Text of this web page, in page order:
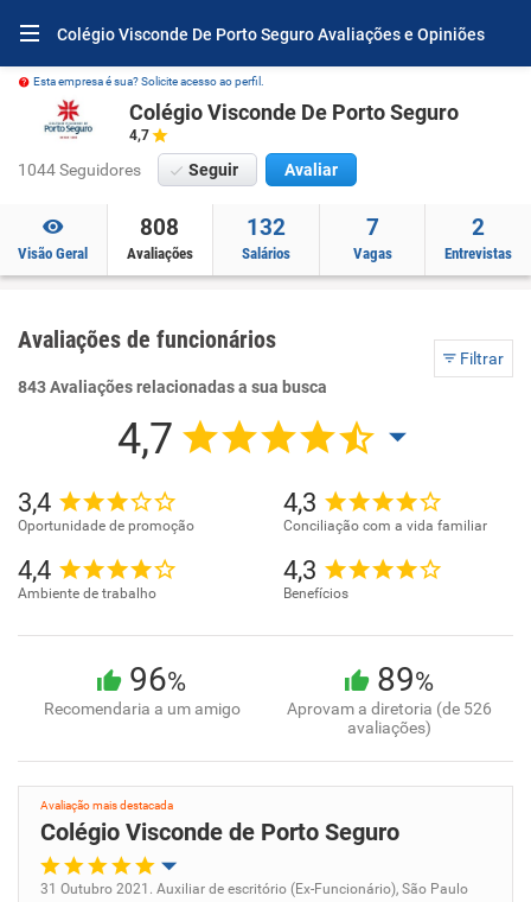
Colégio Visconde De Porto Seguro Avaliações e Opiniões
Esta empresa é sua? Solicite acesso ao perfil.
Colégio Visconde De Porto Seguro
4,7
1044 Seguidores Seguir Avaliar
Visão Geral
808
Avaliações
132
Salários
7
Vagas
2
Entrevistas
Avaliações de funcionários
Filtrar
843 Avaliações relacionadas a sua busca
4,7
3,4
Oportunidade de promoção
4,3
Conciliação com a vida familiar
4,4
Ambiente de trabalho
4,3
Benefícios
96%
Recomendaria a um amigo
89%
Aprovam a diretoria (de 526
avaliações)
Avaliação mais destacada
Colégio Visconde de Porto Seguro
31 Outubro 2021. Auxiliar de escritório (Ex-Funcionário), São Paulo